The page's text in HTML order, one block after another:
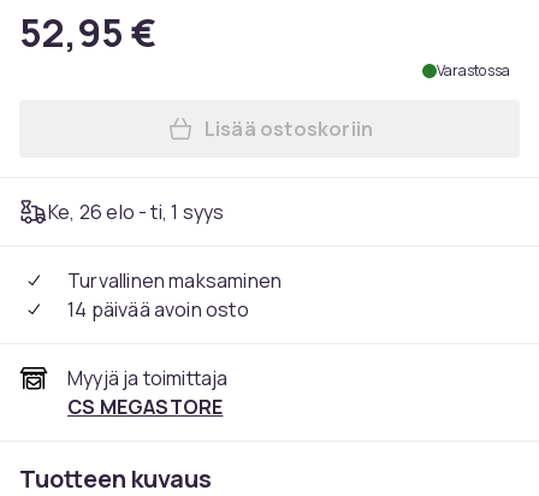
52,95 €
Varastossa
Lisää EUROLITE värikalvo
Lisää ostoskoriin
Ke, 26 elo - ti, 1 syys
Turvallinen maksaminen
14 päivää avoin osto
Myyjä ja toimittaja
CS MEGASTORE
Tuotteen kuvaus